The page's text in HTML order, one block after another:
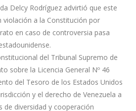
Delcy Rodríguez advirtió que este
violación a la Constitución por
en caso de controversia pasa
del Tribunal Supremo de
sobre la Licencia General Nº 46
del Tesoro de los Estados Unidos
y el derecho de Venezuela a
de diversidad y cooperación